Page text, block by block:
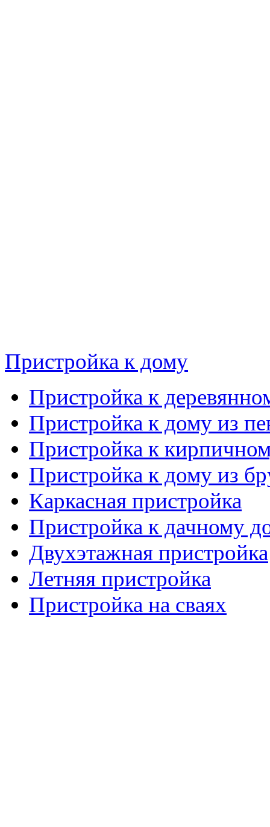
Пристройка к дому
Пристройка к
Пристройка к дому из
Пристройка к
Пристройка к дому из
Каркасная пристройка
Пристройка к дачному
Двухэтажная пристройка
Летняя пристройка
Пристройка на сваях